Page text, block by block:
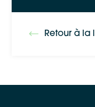
Retour à la